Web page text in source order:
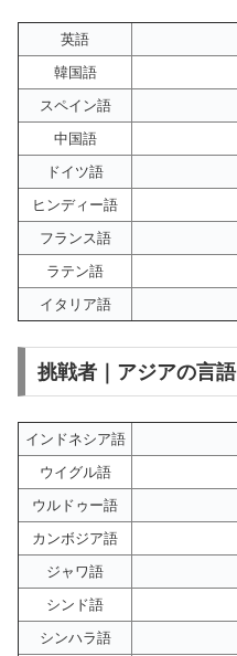
英語
韓国語
スペイン語
中国語
ドイツ語
ヒンディー語
フランス語
ラテン語
イタリア語
挑戦者｜アジアの言語
インドネシア語
ウイグル語
ウルドゥー語
カンボジア語
ジャワ語
シンド語
シンハラ語